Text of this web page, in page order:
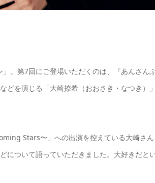
」。第7回にご登場いただくのは、『あんさん
を演じる「大崎捺希（おおさき・なつき）」
Stars〜」への出演を控えている大崎さん
について語っていただきました。大好きだと